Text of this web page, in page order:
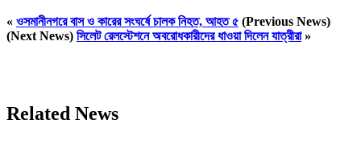
« ওসমানীনগরে বাস ও কারের সংঘর্ষে চালক নিহত, আহত ৫ (Previous News)
(Next News) সিলেট রেলস্টেশনে অবরোধকারীদের ধাওয়া দিলেন যাত্রীরা»
Related News